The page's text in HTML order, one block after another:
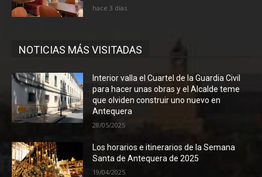
hace 3 días
NOTICIAS MÁS VISITADAS
Interior valla el Cuartel de la Guardia Civil
para hacer unas obras y el Alcalde teme
que olviden construir uno nuevo en
Antequera
28/05/2025
Los horarios e itinerarios de la Semana
Santa de Antequera de 2025
19/04/2025